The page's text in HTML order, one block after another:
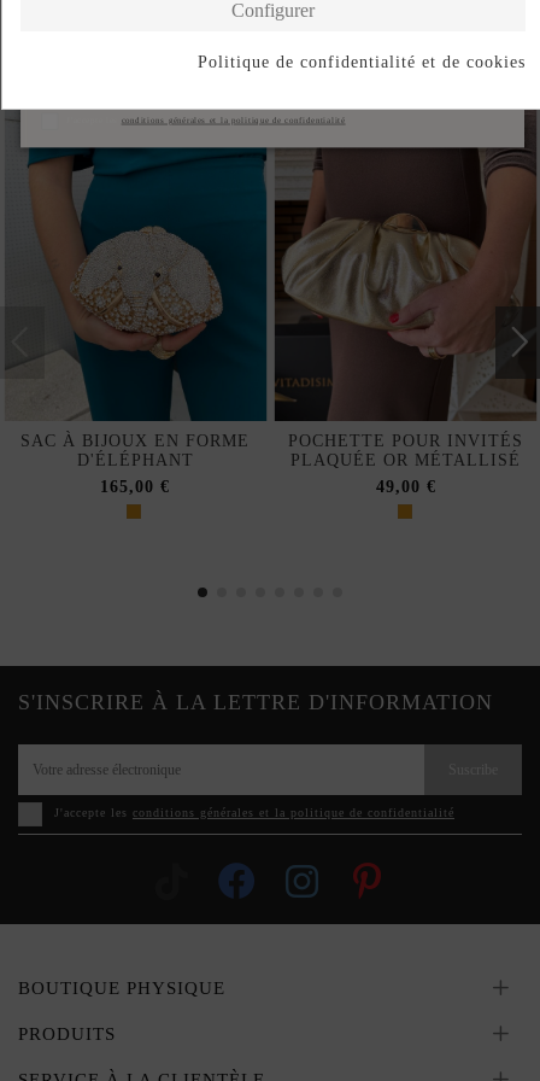
Produits de la même catégorie
SAC À BIJOUX EN FORME
D'ÉLÉPHANT
165,00 €
POCHETTE POUR INVITÉS
PLAQUÉE OR MÉTALLISÉ
49,00 €
S'INSCRIRE À LA LETTRE D'INFORMATION
J'accepte les conditions générales et la politique de confidentialité
BOUTIQUE PHYSIQUE
PRODUITS
conditions générales et la politique de confidentialité
Configurer
Politique de confidentialité et de cookies